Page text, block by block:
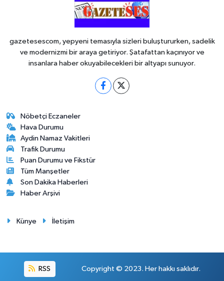
gazetesescom, yepyeni temasıyla sizleri buluştururken, sadelik
ve modernizmi bir araya getiriyor. Şatafattan kaçınıyor ve
insanlara haber okuyabilecekleri bir altyapı sunuyor.
Nöbetçi Eczaneler
Hava Durumu
Aydin Namaz Vakitleri
Trafik Durumu
Puan Durumu ve Fikstür
Tüm Manşetler
Son Dakika Haberleri
Haber Arşivi
Künye İletişim
RSS Copyright © 2023. Her hakkı saklıdır.